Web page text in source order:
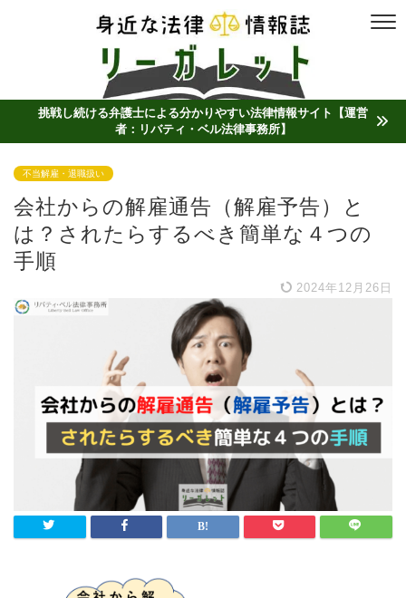
挑戦し続ける弁護士による分かりやすい法律情報サイト【運営
者：リバティ・ベル法律事務所】
不当解雇・退職扱い
会社からの解雇通告（解雇予告）と
は？されたらするべき簡単な４つの
手順
2024年12月26日